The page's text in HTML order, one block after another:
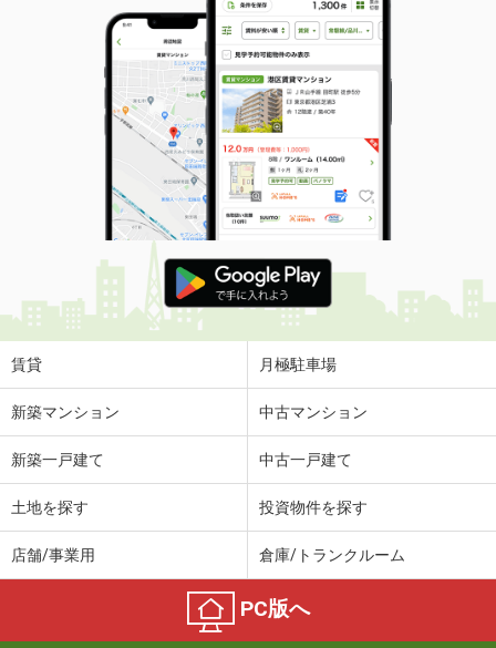
賃貸 月極駐車場
新築マンション 中古マンション
新築一戸建て 中古一戸建て
土地を探す 投資物件を探す
店舗/事業用 倉庫/トランクルーム
PC版へ